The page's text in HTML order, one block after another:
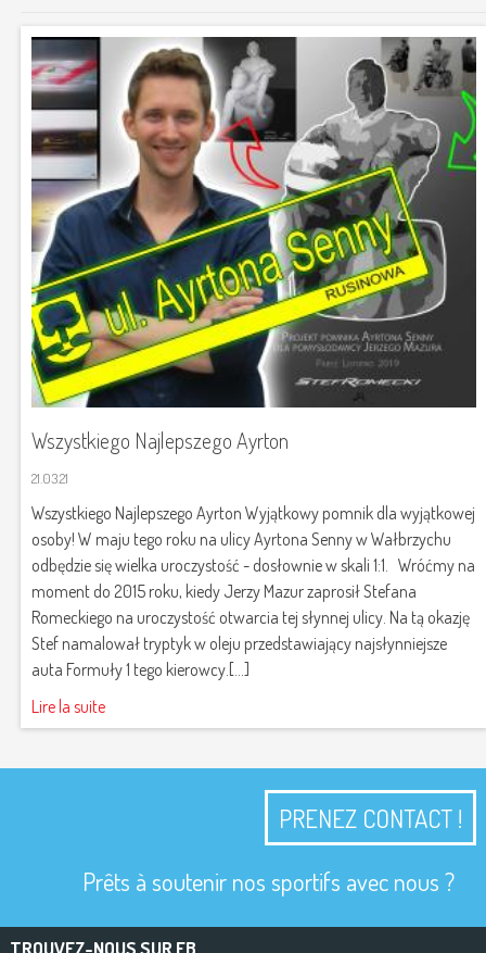
Wszystkiego Najlepszego Ayrton
21.03.21
​Wszystkiego Najlepszego Ayrton Wyjątkowy pomnik dla wyjątkowej
osoby! W maju tego roku na ulicy Ayrtona Senny w Wałbrzychu
odbędzie się wielka uroczystość - dosłownie w skali 1:1. Wróćmy na
moment do 2015 roku, kiedy Jerzy Mazur zaprosił Stefana
Romeckiego na uroczystość otwarcia tej słynnej ulicy. Na tą okazję
Stef namalował tryptyk w oleju przedstawiający najsłynniejsze
auta Formuły 1 tego kierowcy.[...]
Lire la suite
PRENEZ CONTACT !
Prêts à soutenir nos sportifs avec nous ?